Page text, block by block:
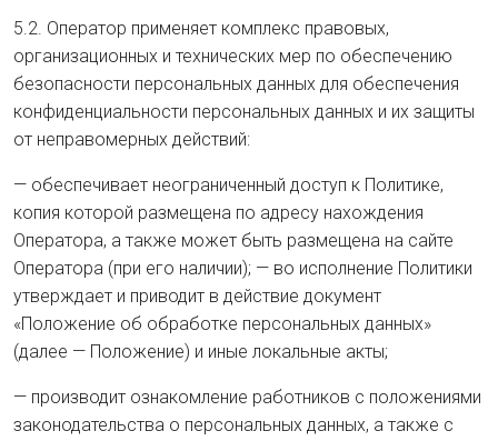
5.2. Оператор применяет комплекс правовых,
организационных и технических мер по обеспечению
безопасности персональных данных для обеспечения
конфиденциальности персональных данных и их защиты
от неправомерных действий:
— обеспечивает неограниченный доступ к Политике,
копия которой размещена по адресу нахождения
Оператора, а также может быть размещена на сайте
Оператора (при его наличии); — во исполнение Политики
утверждает и приводит в действие документ
«Положение об обработке персональных данных»
(далее — Положение) и иные локальные акты;
— производит ознакомление работников с положениями
законодательства о персональных данных, а также с